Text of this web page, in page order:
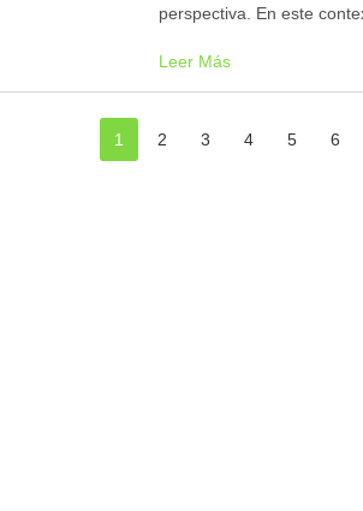
perspectiva. En este
Leer Más
1 2 3 4 5 6